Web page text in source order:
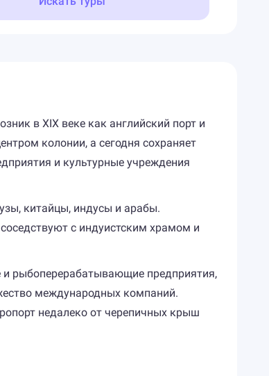
в XIX веке как английский порт и
колонии, а сегодня сохраняет
и культурные учреждения
китайцы, индусы и арабы.
с индуистским храмом и
рыбоперерабатывающие предприятия,
международных компаний.
недалеко от черепичных крыш